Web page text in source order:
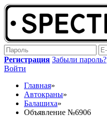
Регистрация Забыли пароль?
Войти
Главная»
Автокраны»
Балашиха»
Объявление №6906